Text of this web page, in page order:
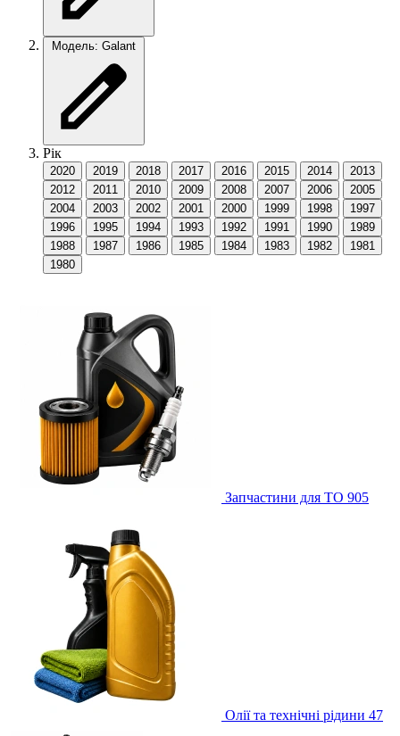
Модель: Galant
Рік
2020 2019 2018 2017 2016 2015 2014
2013
2012
2011 2010 2009 2008 2007 2006
2005
2004
2003 2002 2001 2000 1999 1998
1997
1996
1995 1994 1993 1992 1991 1990
1989
1988
1987 1986 1985 1984 1983 1982
1981
1980
Запчастини для ТО 905
Олії та технічні рідини 47